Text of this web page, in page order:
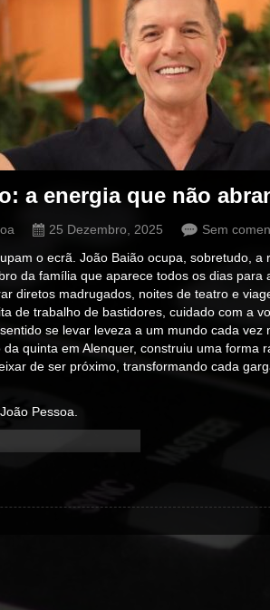
a energia que não
25 Dezembro, 2025
Sem
o ecrã. João Baião ocupa, sobretudo,
da família que aparece todos os dias para
diretos madrugados, noites de teatro e
de trabalho de bastidores, cuidado com a
se levar leveza a um mundo cada vez
da quinta em Alenquer, construiu uma forma
de ser próximo, transformando cada
Pessoa.
00:00/00:00